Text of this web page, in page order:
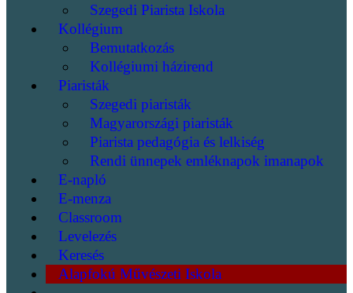
Szegedi Piarista Iskola
Kollégium
Bemutatkozás
Kollégiumi házirend
Piaristák
Szegedi piaristák
Magyarországi piaristák
Piarista pedagógia és lelkiség
Rendi ünnepek emléknapok imanapok
E-napló
E-menza
Classroom
Levelezés
Keresés
Alapfokú Művészeti Iskola